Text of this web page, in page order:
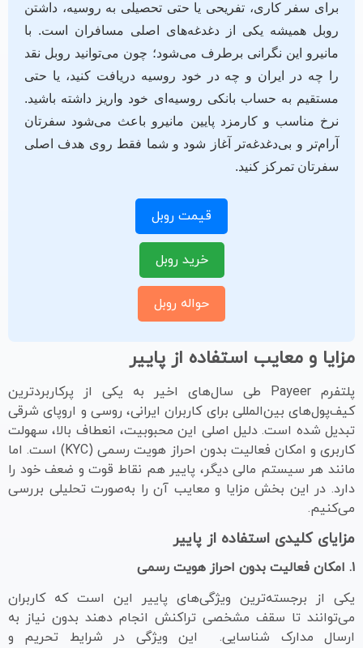
برای سفر کاری، تفریحی یا حتی تحصیلی به روسیه، داشتن
روبل همیشه یکی از دغدغه‌های اصلی مسافران است. با
مانیرو این نگرانی برطرف می‌شود؛ چون می‌توانید روبل نقد
را چه در ایران و چه در خود روسیه دریافت کنید، یا حتی
مستقیم به حساب بانکی روسیه‌ای خود واریز داشته باشید.
نرخ مناسب و کارمزد پایین مانیرو باعث می‌شود سفرتان
آرام‌تر و بی‌دغدغه‌تر آغاز شود و شما فقط روی هدف اصلی
سفرتان تمرکز کنید.
قیمت روبل
خرید روبل
حواله روبل
مزایا و معایب استفاده از پاییر
پلتفرم Payeer طی سال‌های اخیر به یکی از پرکاربردترین
کیف‌پول‌های بین‌المللی برای کاربران ایرانی، روسی و اروپای شرقی
تبدیل شده است. دلیل اصلی این محبوبیت، انعطاف بالا، سهولت
کاربری و امکان فعالیت بدون احراز هویت رسمی (KYC) است. اما
مانند هر سیستم مالی دیگر، پاییر هم نقاط قوت و ضعف خود را
دارد. در این بخش مزایا و معایب آن را به‌صورت تحلیلی بررسی
می‌کنیم.
مزایای کلیدی استفاده از پاییر
۱. امکان فعالیت بدون احراز هویت رسمی
یکی از برجسته‌ترین ویژگی‌های پاییر این است که کاربران
می‌توانند تا سقف مشخصی تراکنش انجام دهند بدون نیاز به
ارسال مدارک شناسایی. این ویژگی در شرایط تحریم و